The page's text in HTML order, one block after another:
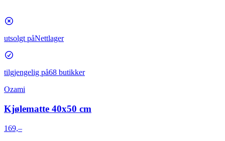
utsolgt påNettlager
tilgjengelig på68 butikker
Ozami
Kjølematte 40x50 cm
169,–